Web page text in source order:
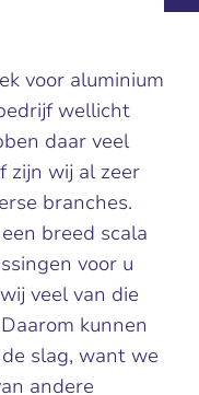
voor aluminium
wellicht
daar veel
zijn wij al zeer
branches.
breed scala
voor u
veel van die
kunnen
slag, want we
andere